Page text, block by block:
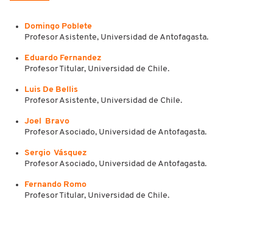
Domingo Poblete
Profesor Asistente, Universidad de Antofagasta.
Eduardo Fernandez
Profesor Titular, Universidad de Chile.
Luis De Bellis
Profesor Asistente, Universidad de Chile.
Joel Bravo
Profesor Asociado, Universidad de Antofagasta.
Sergio Vásquez
Profesor Asociado, Universidad de Antofagasta.
Fernando Romo
Profesor Titular, Universidad de Chile.